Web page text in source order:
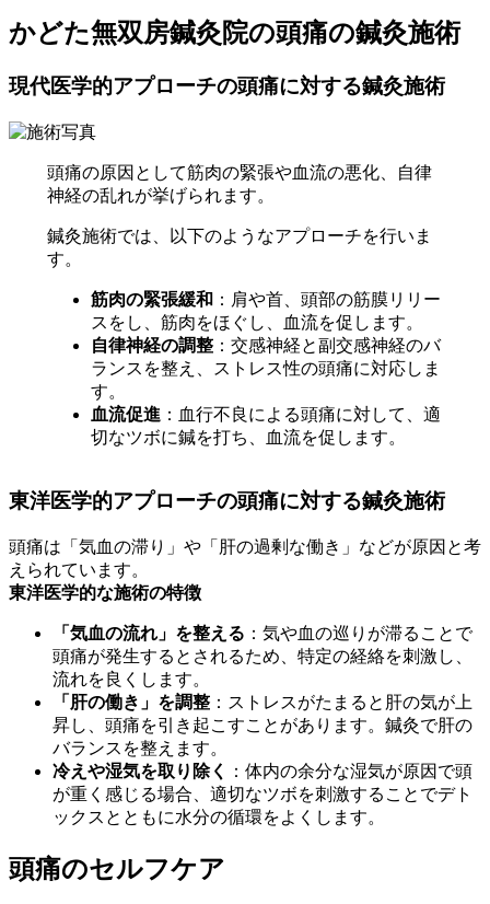
かどた無双房鍼灸院の頭痛の鍼灸施術
現代医学的アプローチの頭痛に対する鍼灸施術
頭痛の原因として筋肉の緊張や血流の悪化、自律
神経の乱れが挙げられます。
鍼灸施術では、以下のようなアプローチを行いま
す。
筋肉の緊張緩和 ：肩や首、頭部の筋膜リリー
スをし、筋肉をほぐし、血流を促します。
自律神経の調整：交感神経と副交感神経のバ
ランスを整え、ストレス性の頭痛に対応しま
す。
血流促進 ：血行不良による頭痛に対して、適
切なツボに鍼を打ち、血流を促します。
東洋医学的アプローチの頭痛に対する鍼灸施術
頭痛は「気血の滞り」や「肝の過剰な働き」などが原因と考
えられています。
東洋医学的な施術の特徴
「気血の流れ」を整える ：気や血の巡りが滞ることで
頭痛が発生するとされるため、特定の経絡を刺激し、
流れを良くします。
「肝の働き」を調整 ：ストレスがたまると肝の気が上
昇し、頭痛を引き起こすことがあります。鍼灸で肝の
バランスを整えます。
冷えや湿気を取り除く
：体内の余分な湿気が原因で頭
が重く感じる場合、適切なツボを刺激することでデト
ックスとともに水分の循環をよくします。
頭痛のセルフケア